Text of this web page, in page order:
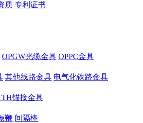
质 专利证书
OPGW光缆金具 OPPC金具
其他线路金具 电气化铁路金具
锚接金具
鞭 间隔棒